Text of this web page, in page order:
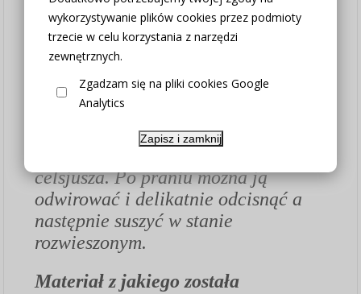
wykorzystywanie plików cookies przez podmioty
trzecie w celu korzystania z narzędzi
zewnętrznych.
Zgadzam się na pliki cookies Google
Analytics
Zapisz i zamknij
produktu:
FI 130cm
FI 160cm
Użytkowanie: można prać w letniej
celsjusza. Po praniu można ją
odwirować i delikatnie odcisnąć a
następnie suszyć w stanie
rozwieszonym.
Materiał z jakiego została